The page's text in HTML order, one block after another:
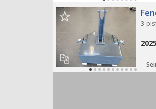
3-
2025